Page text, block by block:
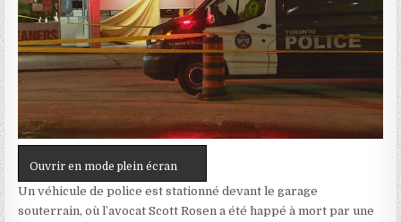
Ouvrir en mode plein écran
Un véhicule de police est stationné devant le garage
souterrain, où l’avocat Scott Rosen a été happé à mort par une